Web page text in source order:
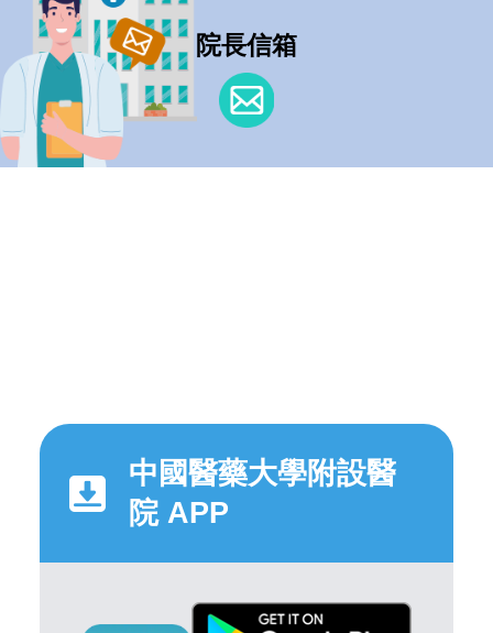
院長信箱
中國醫藥大學附設醫
院 APP